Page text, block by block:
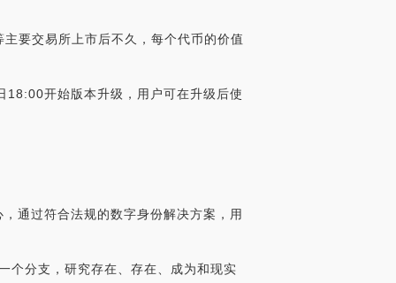
要交易所上市后不久，每个代币的价值
开始版本升级，用户可在升级后使
通过符合法规的数字身份解决方案，用
个分支，研究存在、存在、成为和现实